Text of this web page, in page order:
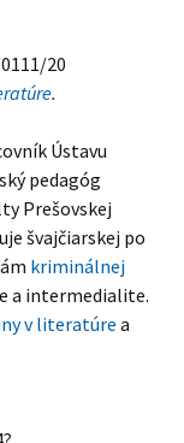
20
.
Ústavu
pedagóg
Prešovskej
švajčiarskej po
kriminálnej
a intermedialite.
v literatúre a